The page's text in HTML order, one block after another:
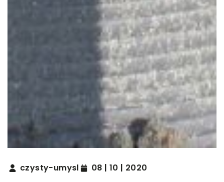
czysty-umysl 08 | 10 | 2020